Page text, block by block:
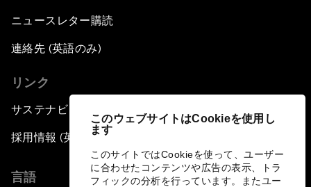
このウェブサイトはCookieを使用し
ます
このサイトではCookieを使って、ユーザー
に合わせたコンテンツや広告の表示、トラ
フィックの分析を行っています。またユー
ニュースレター購読
連絡先 (英語のみ)
リンク
サステナビリティへの取り組み
採用情報 (英語のみ)
言語